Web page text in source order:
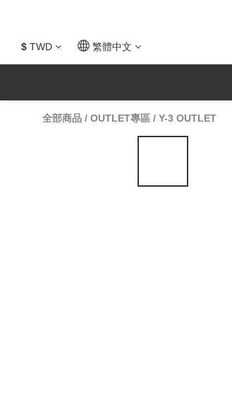
$ TWD 繁體中文
全部商品 / OUTLET專區 / Y-3 OUTLET